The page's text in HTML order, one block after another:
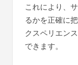
これにより、
るかを正確に
クスペリエン
できます。